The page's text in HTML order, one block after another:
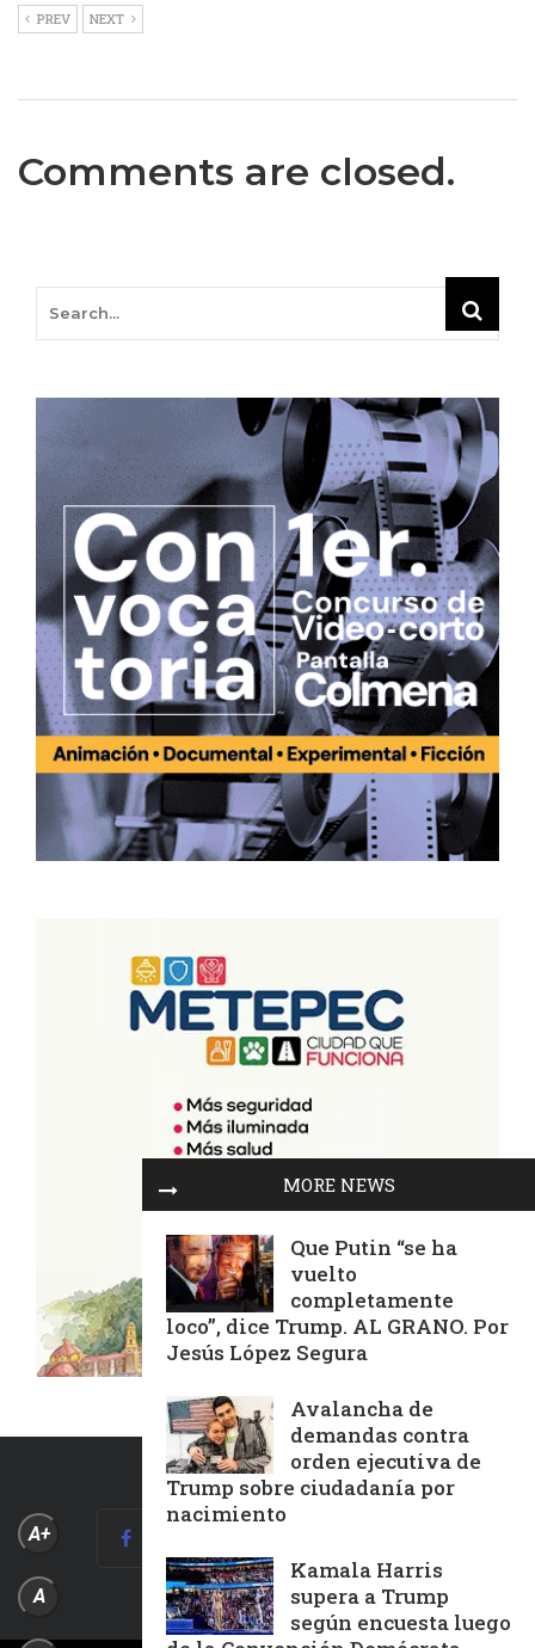
PREV NEXT
Comments are closed.
MORE NEWS
Que Putin “se ha
vuelto
completamente
loco”, dice Trump. AL GRANO. Por
Jesús López Segura
Avalancha de
demandas contra
orden ejecutiva de
Trump sobre ciudadanía por
nacimiento
Kamala Harris
supera a Trump
según encuesta luego
A+
A